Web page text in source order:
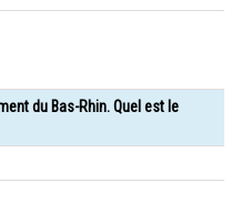
du Bas-Rhin. Quel est le